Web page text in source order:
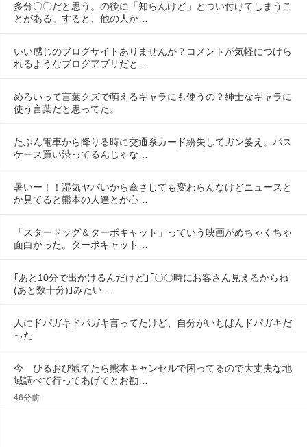
多分〇〇だと思う。の後に「知らんけど」とつい付けてしまうこ
とがある。すると、他の人か…
いい感じのブログサイトありませんか？コメントが気軽につけら
れるようなブログアプリだと…
めろいって言葉クズで萌えるキャラにも使うの？紳士なキャラに
使う言葉だと思ってた。
たぶん電車から降りる時に交通系カード紛失してガン萎え。パス
ケース買い渋ってるんじゃな…
暑いー！！湿気ヤバいから傘さしても変わらんなけどニュースと
か見てると熊本の人達とか心…
「スタードッグ＆ターボキャット」っていう映画がめちゃくちゃ
面白かった。ターボキャット…
｢あと10分で出かけるんだけど｣｢〇〇時にお客さん見えるからね
(あと数十分)｣みたい…
人にドパガキドパガキ言ってたけど、自分がいちばんドパガキだ
った
今　ひるおび観てたら熊本キャンセルで困ってるので大丈夫な地
域調べて行ってあげてとお勧…
46分前